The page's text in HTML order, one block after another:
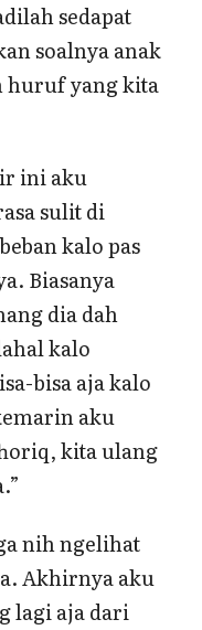
sedapat
soalnya anak
huruf yang kita
ini aku
sulit di
kalo pas
Biasanya
dia dah
kalo
bisa aja kalo
aku
kita ulang
nih ngelihat
Akhirnya aku
lagi aja dari